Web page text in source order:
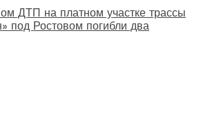
ДТП на платном участке трассы
под Ростовом погибли два